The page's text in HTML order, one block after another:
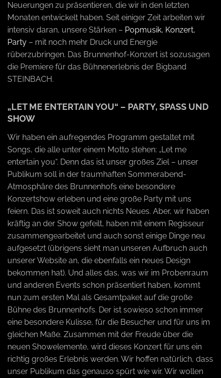
Neuerungen zu präsentieren, die wir in den letzten
Monaten entwickelt haben. Seit einiger Zeit arbeiten wir
intensiv daran, unsere Stärken – Popmusik, Konzert,
Party – mit noch mehr Druck und Energie
rüberzubringen. Das Brunnenhof-Konzert ist sozusagen
die Premiere für das Bühnenerlebnis der Bigband
STEINBACH.
„LET ME ENTERTAIN YOU“ – PARTY, SPASS UND S
HOW
Wir haben ein aufregendes Programm gestaltet mit
Songs, die alle unter einem Motto stehen: „Let me
entertain you“. Denn das ist unser großes Ziel – unser
Publikum soll in der traumhaften Sommerabend-
Atmosphäre des Brunnenhofs eine besondere
Konzertshow erleben und eine große Party mit uns
feiern. Das ist soweit auch nichts Neues. Aber, wir haben
kräftig an der Show gefeilt, haben mit einem Regisseur
zusammengearbeitet und auch sonst einige Dinge neu
aufgesetzt (übrigens sieht man unseren Aufbruch auch
unserer Website an, die ebenfalls ein neues Design
bekommen hat). Und alles das, was wir im Probenraum
und anderen Events schon präsentiert haben, kommt
nun zum ersten Mal als Gesamtpaket auf die große
Bühne des Brunnenhofs. Der ist sowieso schon immer
eine besondere Kulisse, für die Besucher und für uns im
gleichen Maße. Zusammen mit der Freude über die
neuen Showelemente, wird dieses Konzert für uns ein
richtig großes Erlebnis werden. Wir hoffen natürlich, dass
unser Publikum das genauso spürt wie wir. Wir wollen